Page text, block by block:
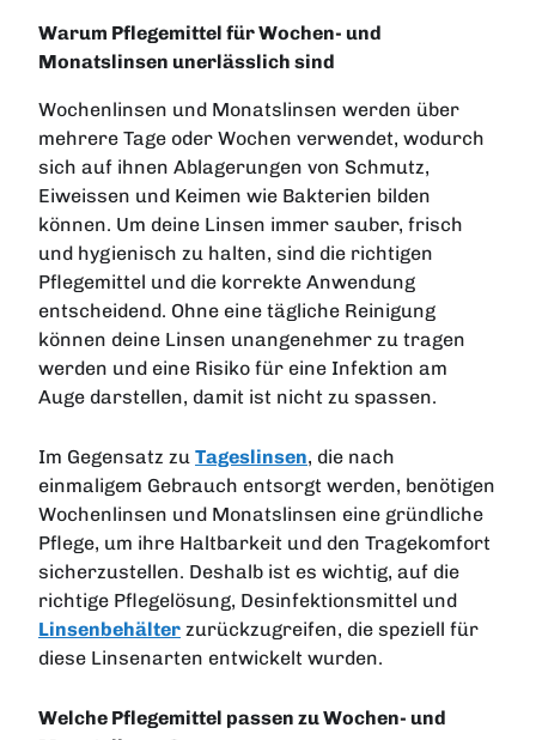
Warum Pflegemittel für Wochen- und
Monatslinsen unerlässlich sind
Wochenlinsen und Monatslinsen werden über
mehrere Tage oder Wochen verwendet, wodurch
sich auf ihnen Ablagerungen von Schmutz,
Eiweissen und Keimen wie Bakterien bilden
können. Um deine Linsen immer sauber, frisch
und hygienisch zu halten, sind die richtigen
Pflegemittel und die korrekte Anwendung
entscheidend. Ohne eine tägliche Reinigung
können deine Linsen unangenehmer zu tragen
werden und eine Risiko für eine Infektion am
Auge darstellen, damit ist nicht zu spassen.
Im Gegensatz zu Tageslinsen, die nach
einmaligem Gebrauch entsorgt werden, benötigen
Wochenlinsen und Monatslinsen eine gründliche
Pflege, um ihre Haltbarkeit und den Tragekomfort
sicherzustellen. Deshalb ist es wichtig, auf die
richtige Pflegelösung, Desinfektionsmittel und
Linsenbehälter zurückzugreifen, die speziell für
diese Linsenarten entwickelt wurden.
Welche Pflegemittel passen zu Wochen- und